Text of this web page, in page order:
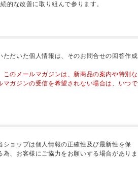
的な改善に取り組んで参ります。
だいた個人情報は、そのお問合せの回答作成
のメールマガジンは、新商品の案内や特別な
ガジンの受信を希望されない場合は、いつで
ョップは個人情報の正確性及び最新性を保
、お客様にご協力をお願いする場合がありま